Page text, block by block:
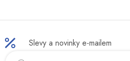
Slevy a novinky e-mailem